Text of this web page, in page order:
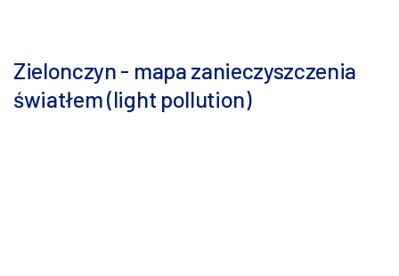
Zielonczyn - mapa zanieczyszczenia
światłem (light pollution)